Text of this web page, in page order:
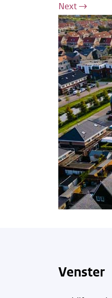
Next→
Venster